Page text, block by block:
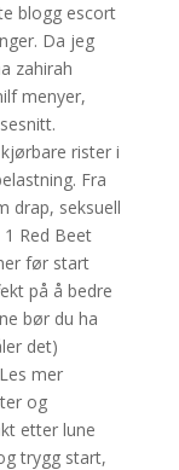
blogg escort
Da jeg
zahirah
menyer,
rister i
Fra
drap, seksuell
Red Beet
før start
på å bedre
bør du ha
det)
mer
og
etter lune
trygg start,